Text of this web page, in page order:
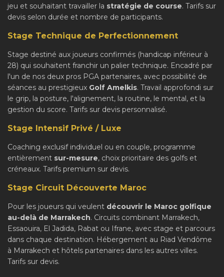
jeu et souhaitant travailler la stratégie de course. Tarifs sur
devis selon durée et nombre de participants.
Stage Technique de Perfectionnement
Stage destiné aux joueurs confirmés (handicap inférieur à
28) qui souhaitent franchir un palier technique. Encadré par
l'un de nos deux pros PGA partenaires, avec possibilité de
séances au prestigieux Golf Amelkis. Travail approfondi sur
le grip, la posture, l'alignement, la routine, le mental, et la
gestion du score. Tarifs sur devis personnalisé.
Stage Intensif Privé / Luxe
Coaching exclusif individuel ou en couple, programme
entièrement sur-mesure, choix prioritaire des golfs et
créneaux. Tarifs premium sur devis.
Stage Circuit Découverte Maroc
Pour les joueurs qui veulent découvrir le Maroc golfique
au-delà de Marrakech. Circuits combinant Marrakech,
Essaouira, El Jadida, Rabat ou Ifrane, avec stage et parcours
dans chaque destination. Hébergement au Riad Vendôme
à Marrakech et hôtels partenaires dans les autres villes.
Tarifs sur devis.